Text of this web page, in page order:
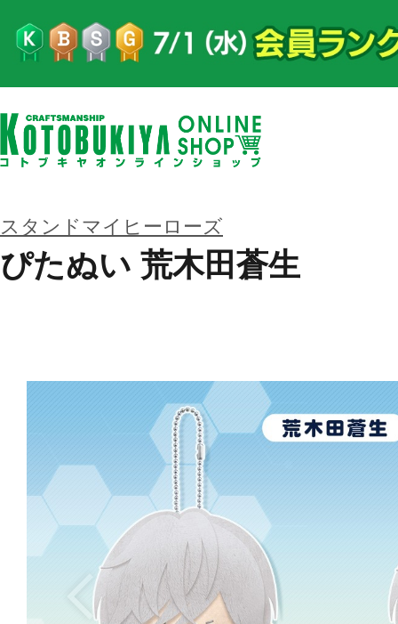
スタンドマイヒーローズ
ぴたぬい 荒木田蒼生